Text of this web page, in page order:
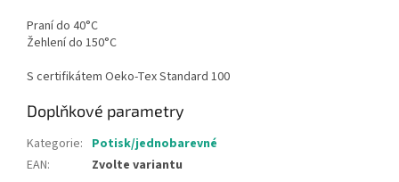
Praní do 40°C
Žehlení do 150°C
S certifikátem Oeko-Tex Standard 100
Doplňkové parametry
Kategorie: Potisk/jednobarevné
EAN: Zvolte variantu